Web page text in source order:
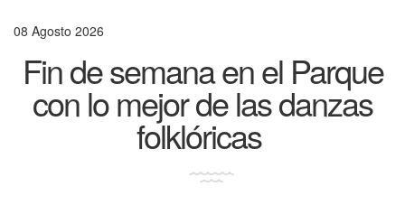
08 Agosto 2026
Fin de semana en el Parque
con lo mejor de las danzas
folklóricas